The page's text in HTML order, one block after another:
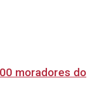
moradores do